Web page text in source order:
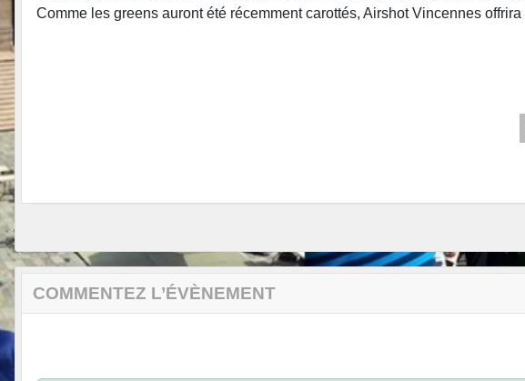
Comme les greens auront été récemment carottés, Airshot Vincennes
COMMENTEZ L’ÉVÈNEMENT